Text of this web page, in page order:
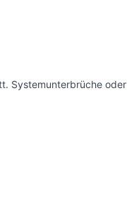
Systemunterbrüche oder